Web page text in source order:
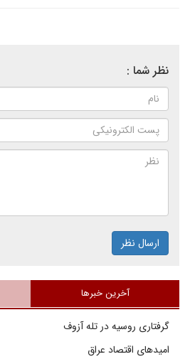
نظر شما :
ارسال نظر
آخرین خبرها
گرفتاری روسیه در تله آزوف
امیدهای اقتصاد عراق